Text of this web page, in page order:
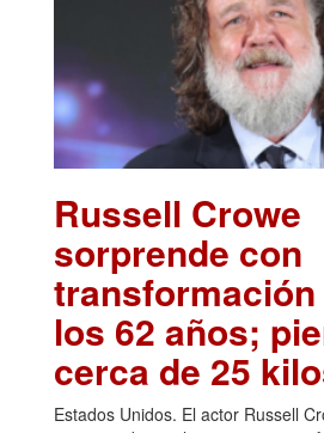
Russell Crowe
sorprende con
los 62 años;
cerca de 25
Estados Unidos. El actor Russell